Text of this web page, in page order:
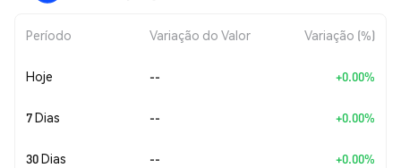
Período Variação do Valor Variação (%)
Hoje -- +0.00%
7 Dias -- +0.00%
30 Dias -- +0.00%